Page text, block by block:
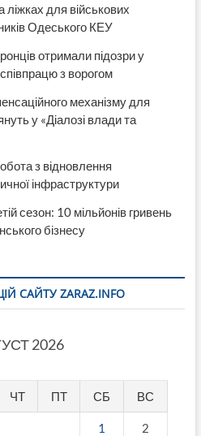
для військових
Одеського КЕУ
отримали підозри у
з ворогом
механізму для
у «Діалозі влади та
з відновлення
інфраструктури
сезон: 10 мільйонів гривень
бізнесу
САЙТУ ZARAZ.INFO
2026
ЧТ ПТ СБ ВС
1 2